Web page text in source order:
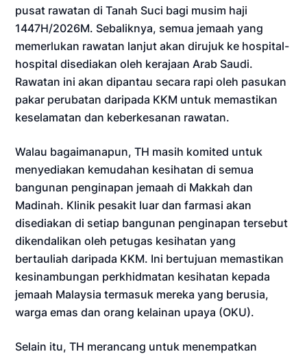
pusat rawatan di Tanah Suci bagi musim haji
1447H/2026M. Sebaliknya, semua jemaah yang
memerlukan rawatan lanjut akan dirujuk ke hospital-
hospital disediakan oleh kerajaan Arab Saudi.
Rawatan ini akan dipantau secara rapi oleh pasukan
pakar perubatan daripada KKM untuk memastikan
keselamatan dan keberkesanan rawatan.
Walau bagaimanapun, TH masih komited untuk
menyediakan kemudahan kesihatan di semua
bangunan penginapan jemaah di Makkah dan
Madinah. Klinik pesakit luar dan farmasi akan
disediakan di setiap bangunan penginapan tersebut
dikendalikan oleh petugas kesihatan yang
bertauliah daripada KKM. Ini bertujuan memastikan
kesinambungan perkhidmatan kesihatan kepada
jemaah Malaysia termasuk mereka yang berusia,
warga emas dan orang kelainan upaya (OKU).
Selain itu, TH merancang untuk menempatkan